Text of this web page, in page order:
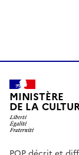
MINISTÈRE
DE LA